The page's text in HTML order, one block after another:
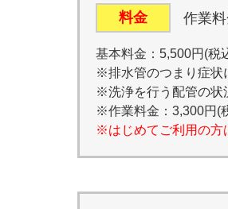
料金 作業
基本料金：5,500円(税
※排水管のつまり症状
※洗浄を行う配管の状
※作業料金：3,300円(
※はじめてご利用の方